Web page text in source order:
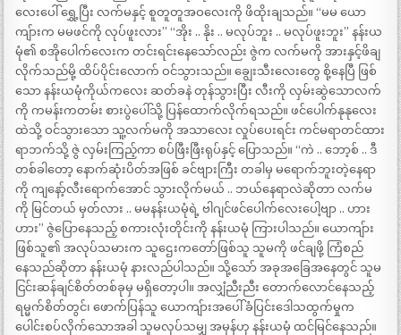
လေးပေါ် ရွှေ့ပြီး လက်မနှင့် စူတူတူအဝလေးကို ဖိထိုးချသည်။ “မမ ယော
ကျ်ားက မမဖင်ကို လုပ်ဖူးလား” “အိုး .. နိုး .. မလုပ်ဘူး .. မလုပ်ဖူးဘူး” နန်းယ
မုံ၏ စအိုပေါက်လေးက တင်းရင်းနေသော်လည်း ဇွဲက လက်မကို အားနှင့်ဖိချ
လိုက်သည်မို့ ထိပ်ပိုင်းလောက် ဝင်သွားသည်။ ချွေးသီးလေးတွေ စို့နေပြီ ဖြစ်
သော နန်းယမုံကိုယ်ကလေး ဆတ်ခနဲ တုန်သွားပြီး လီးကို လှမ်းဆွဲသောလက်
ကို ကမန်းကတမ်း စားပွဲပေါ်သို့ ပြန်ထောက်လိုက်ရသည်။ ဖင်ပေါက်နုနုလေး
ထဲသို့ ဝင်သွားသော သူ့လက်မကို အသာလေး လှုပ်ပေးရင်း ကင်မရာတင်ထား
ရာဘက်သို့ ဇွဲ လှမ်းကြည့်ကာ စပ်ဖြီးဖြီးရုပ်နှင့် ပြောသည်။ “ကဲ .. ဘော့စ် .. ဒီ
တစ်ခါတော့ နောက်ဆုံးပိတ်အဖြစ် ခင်ဗျားကြီး တခါမှ မရောက်ဘူးတဲ့နေရာ
ကို ကျနော့်လီးရောက်အောင် သွားလိုက်မယ် .. ဘယ်နေရာလဲဆိုတာ လက်မ
ကို မြင်တယ် မှတ်လား .. မမနန်းယမုံရဲ့ ဗါဂျင်ဖင်ပေါက်လေးပေါ့ဗျာ .. ဟား
ဟား” ဇွဲပြောနေသည့် စကားလုံးတိုင်းကို နန်းယမုံ ကြားပါသည်။ ယောကျ်ား
ဖြစ်သူ၏ အလုပ်သမားက သူဌေးကတော်ဖြစ်သူ သူမကို ဖင်ချဖို့ ကြံစည်
နေသည်ဆိုတာ နန်းယမုံ နားလည်ပါသည်။ သို့သော် အခုအခြေအနေတွင် သူမ
ငြင်းဆန်ချင်စိတ်တစ်ခုမှ မရှိတော့ပါ။ အလျှံညီးညီး တောက်လောင်နေသည့်
ရမ္မက်စိတ်တွင်၊ ဖောက်ပြန်သူ ယောကျ်ားအပေါ် ခံပြင်းဒေါသထွက်မှုက
ပေါင်းစပ်လိုက်သောအခါ သူမလုပ်သမျှ အမှန်ဟု နန်းယမုံ ထင်မြင်နေသည်။